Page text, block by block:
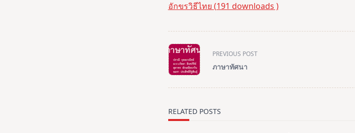
อักขรวิธีไทย (191 downloads )
<span
class="nav-
subtitle
screen-
text">Page</span>
PREVIOUS POST
ภาษาทัศนา
RELATED POSTS